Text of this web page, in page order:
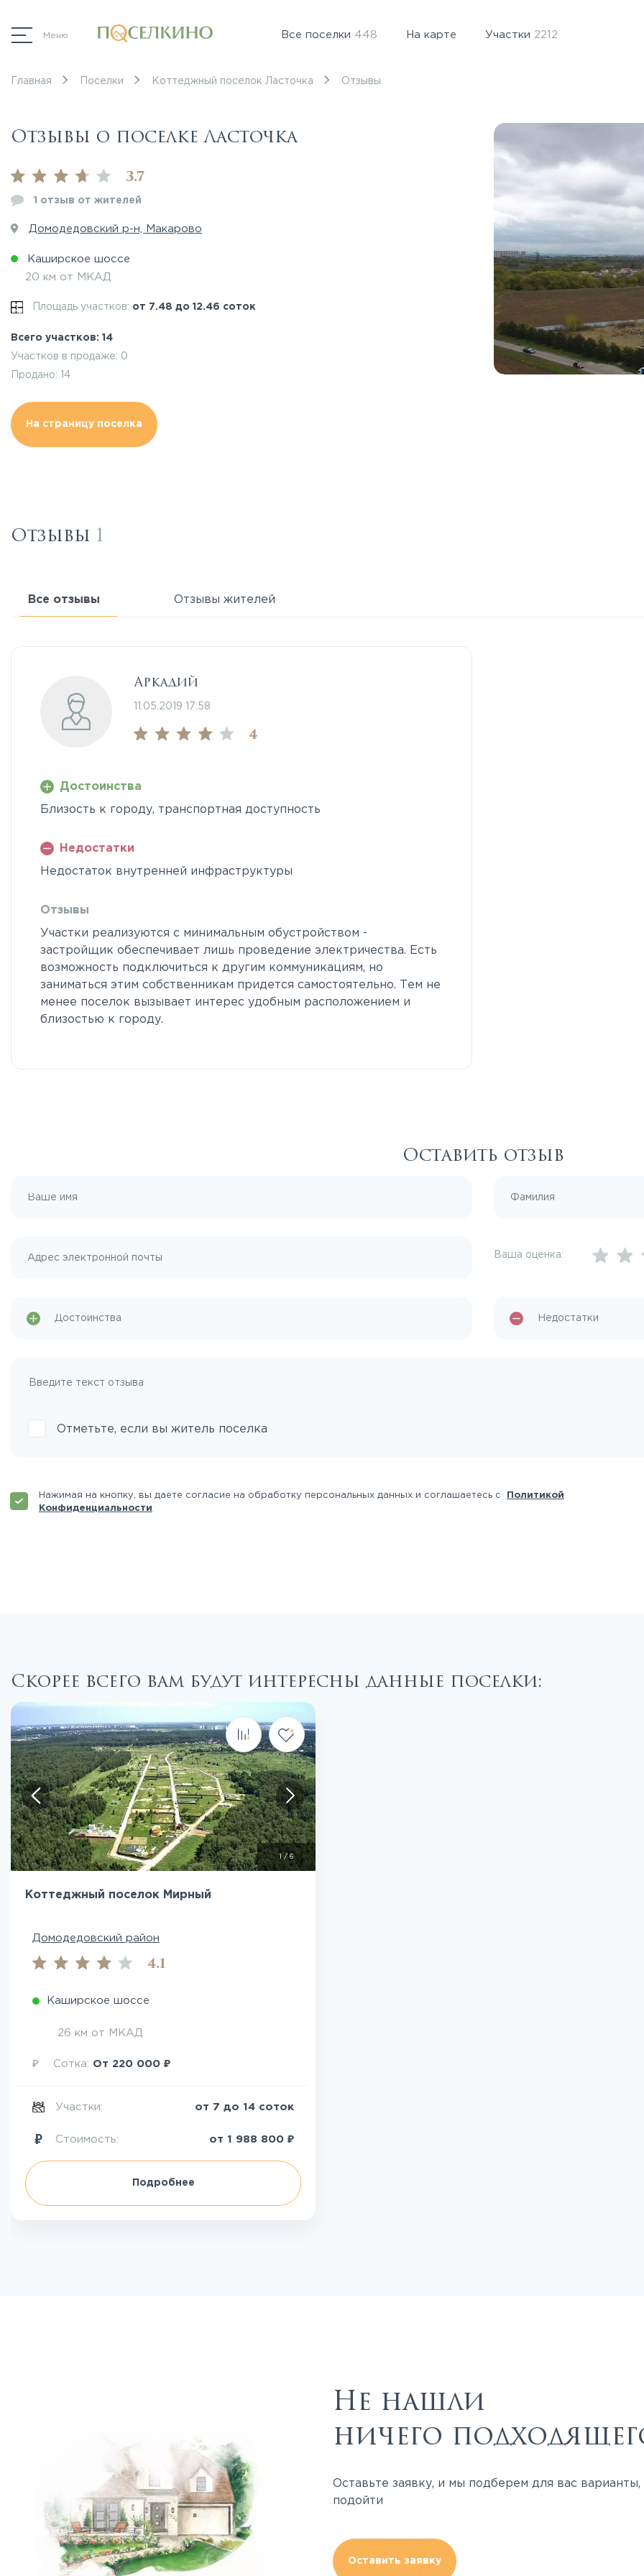
Меню Все поселки 448 На карте Участки 2212
Главная Поселки Коттеджный поселок Ласточка Отзывы
Отзывы о поселке Ласточка
3.7
1 отзыв от жителей
Домодедовский р-н, Макарово
Каширское шоссе
20 км от МКАД
Площадь участков: от 7.48 до 12.46 соток
Всего участков: 14
Участков в продаже: 0
Продано: 14
На страницу поселка
Отзывы 1
Все отзывы Отзывы жителей
Аркадий
11.05.2019 17:58
4
Достоинства
Близость к городу, транспортная доступность
Недостатки
Недостаток внутренней инфраструктуры
Отзывы
Участки реализуются с минимальным обустройством -
застройщик обеспечивает лишь проведение электричества. Есть
возможность подключиться к другим коммуникациям, но
заниматься этим собственникам придется самостоятельно. Тем не
менее поселок вызывает интерес удобным расположением и
близостью к городу.
Оставить отзыв
Ваша оценка:
Отметьте, если вы житель поселка
Нажимая на кнопку, вы даете согласие на обработку персональных данных и соглашаетесь с
Политикой
Конфиденциальности
Скорее всего вам будут интересны данные поселки:
1/ 6
Коттеджный поселок Мирный
Домодедовский район
4.1
Каширское шоссе
26 км от МКАД
₽ Сотка: От 220 000 ₽
Участки: от 7 до 14 соток
Стоимость: от 1 988 800 ₽
Подробнее
Не нашли
ничего
Оставьте заявку, и мы подберем для вас
подойти
Оставить заявку